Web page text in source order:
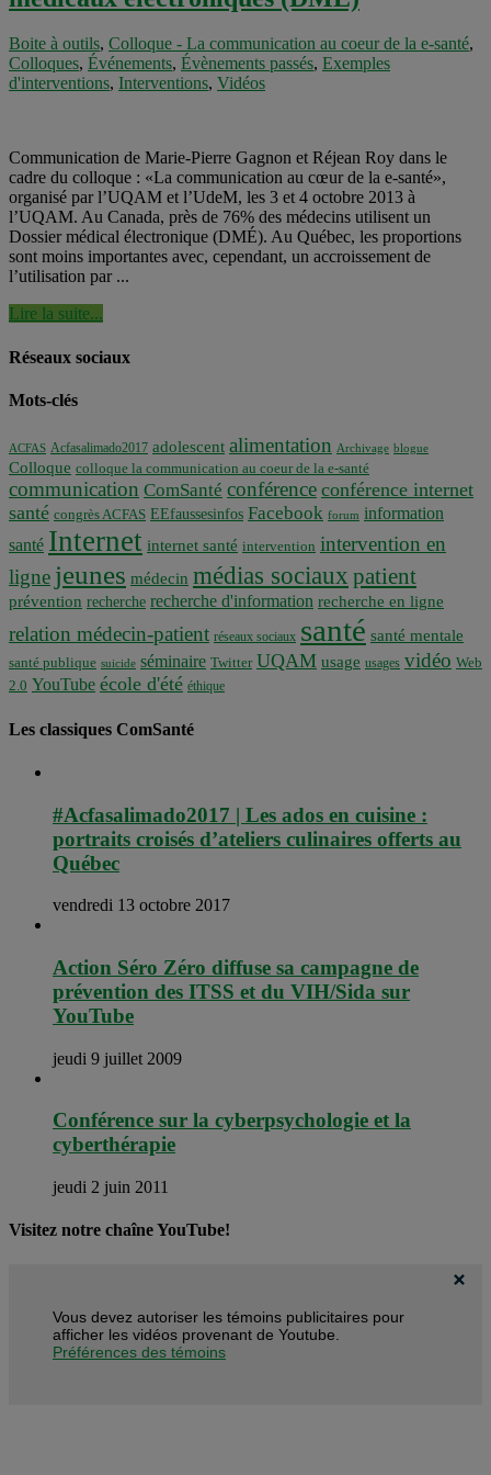
Boite à outils, Colloque - La communication au coeur de la e-santé,
Colloques, Événements, Évènements passés, Exemples
d'interventions, Interventions, Vidéos
Communication de Marie-Pierre Gagnon et Réjean Roy dans le
cadre du colloque : «La communication au cœur de la e-santé»,
organisé par l’UQAM et l’UdeM, les 3 et 4 octobre 2013 à
l’UQAM. Au Canada, près de 76% des médecins utilisent un
Dossier médical électronique (DMÉ). Au Québec, les proportions
sont moins importantes avec, cependant, un accroissement de
l’utilisation par ...
Lire la suite...
Réseaux sociaux
Mots-clés
ACFAS Acfasalimado2017 adolescent alimentation Archivage blogue
Colloque colloque la communication au coeur de la e-santé
communication ComSanté conférence conférence internet
santé congrès ACFAS EEfaussesinfos Facebook forum information
santé Internet internet santé intervention intervention en
ligne jeunes médecin médias sociaux patient
prévention recherche recherche d'information recherche en ligne
relation médecin-patient réseaux sociaux santé santé mentale
santé publique suicide séminaire Twitter UQAM usage usages vidéo Web
2.0 YouTube école d'été éthique
Les classiques ComSanté
#Acfasalimado2017 | Les ados en cuisine :
portraits croisés d’ateliers culinaires offerts au
Québec
vendredi 13 octobre 2017
Action Séro Zéro diffuse sa campagne de
prévention des ITSS et du VIH/Sida sur
YouTube
jeudi 9 juillet 2009
Conférence sur la cyberpsychologie et la
cyberthérapie
jeudi 2 juin 2011
Visitez notre chaîne YouTube!
Vous devez autoriser les témoins publicitaires pour
afficher les vidéos provenant de Youtube.
Préférences des témoins